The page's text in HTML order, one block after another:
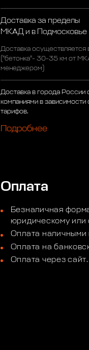
Доставка за пределы
МКАД и в Подмосковье
Доставка
("бетонка"- 30-35 км от
менеджером)
Доставка в города России
компаниями в
тарифов.
Подробнее
Оплата
Безналичная
юридическому или
Оплата наличными
Оплата на
Оплата через сайт.